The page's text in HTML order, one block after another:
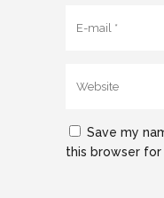
Save my
this browser